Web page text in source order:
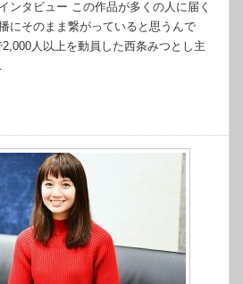
ンタビュー この作品が多くの人に届く
にそのまま繋がっていると思うんで
人以上を動員した西条みつとし主